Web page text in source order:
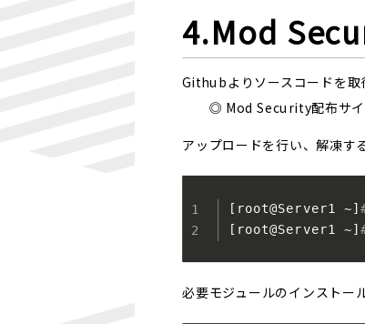
4.Mod
Githubよりソースコードを
◎ Mod Security配布サ
アップロードを行い、解凍す
[ root@Server1 ~]
[ root@Server1 ~]
必要モジュールのインストー